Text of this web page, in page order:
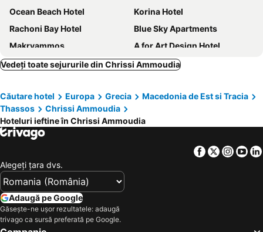
Ocean Beach Hotel
Korina Hotel
Rachoni Bay Hotel
Blue Sky Apartments
Makryammos
A for Art Design Hotel
Alexandra Golden Boutique Hotel - Adults Only
Blue Bay Beach Hotel
Delfini Hotel
Macedon
Hotel Maranton Beach
Thassos Imperial Resort
Hotel Asterias
Zest Thassos Luxury Retreat
Natasa Hotel
Hotel Chrissafis
Vedeți toate sejururile din Chrissi Ammoudia
Căutare hotel Europa Grecia
Macedonia de Est si Tracia
Thassos
Chrissi Ammoudia
Hoteluri ieftine în Chrissi Ammoudia
Facebook
Twitter
Alegeţi ţara dvs.
Adaugă pe Google
Găsește-ne ușor rezultatele: adaugă
trivago ca sursă preferată pe Google.